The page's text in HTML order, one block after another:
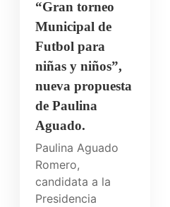
“Gran torneo
Municipal de
Futbol para
niñas y niños”,
nueva propuesta
de Paulina
Aguado.
Paulina Aguado
Romero,
candidata a la
Presidencia